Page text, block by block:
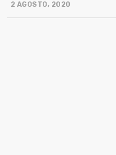
2 AGOSTO, 2020